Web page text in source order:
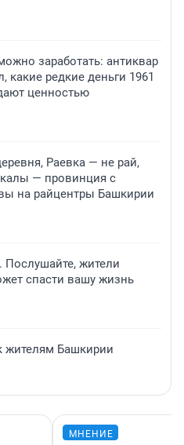
заработать: антиквар
какие редкие деньги 1961
ценностью
Раевка — не рай,
— провинция с
на райцентры Башкирии
Послушайте, жители
спасти вашу жизнь
Башкирии
МНЕНИЕ